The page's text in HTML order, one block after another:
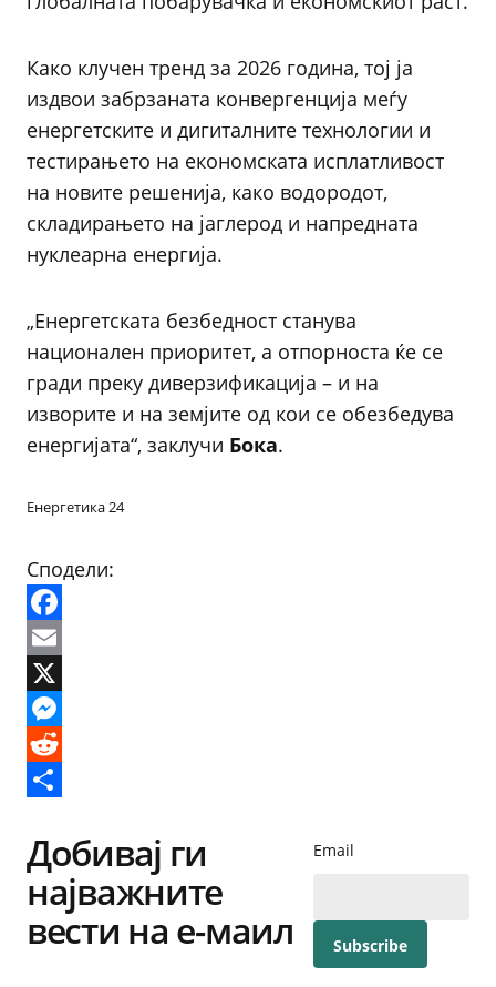
Како клучен тренд за 2026 година, тој ја
издвои забрзаната конвергенција меѓу
енергетските и дигиталните технологии и
тестирањето на економската исплатливост
на новите решенија, како водородот,
складирањето на јаглерод и напредната
нуклеарна енергија.
„Енергетската безбедност станува
национален приоритет, а отпорноста ќе се
гради преку диверзификација – и на
изворите и на земјите од кои се обезбедува
енергијата“, заклучи Бока.
Енергетика 24
Сподели:
Facebook
Email
X
Messenger
Reddit
Добивај ги
најважните
вести на е-маил
Email